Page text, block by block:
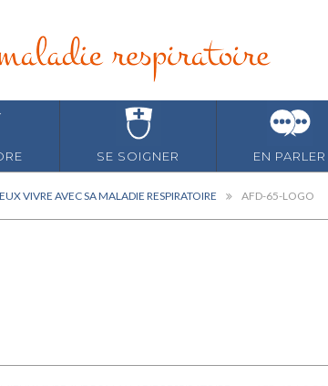
SE SOIGNER EN PARLER
VIVRE AVEC SA MALADIE RESPIRATOIRE AFD-65-LOGO